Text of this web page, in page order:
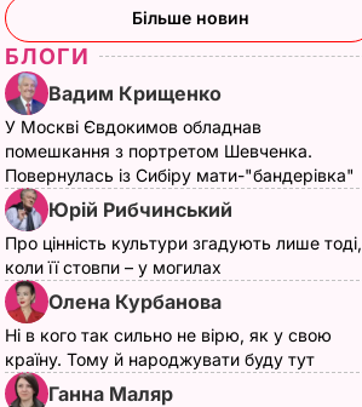
Більше новин
БЛОГИ
Вадим Крищенко
У Москві Євдокимов обладнав
помешкання з портретом Шевченка.
Повернулась із Сибіру мати-"бандерівка"
Юрій Рибчинський
Про цінність культури згадують лише тоді,
коли її стовпи – у могилах
Олена Курбанова
Ні в кого так сильно не вірю, як у свою
країну. Тому й народжувати буду тут
Ганна Маляр